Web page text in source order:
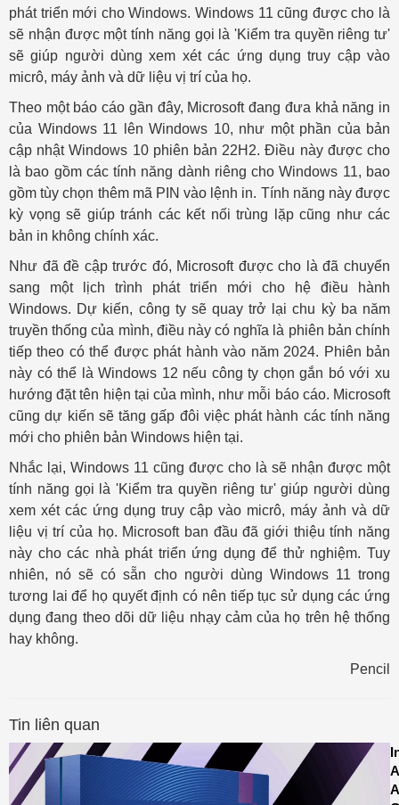
phát triển mới cho Windows. Windows 11 cũng được cho là
sẽ nhận được một tính năng gọi là 'Kiểm tra quyền riêng tư'
sẽ giúp người dùng xem xét các ứng dụng truy cập vào
micrô, máy ảnh và dữ liệu vị trí của họ.
Theo một báo cáo gần đây, Microsoft đang đưa khả năng in
của Windows 11 lên Windows 10, như một phần của bản
cập nhật Windows 10 phiên bản 22H2. Điều này được cho
là bao gồm các tính năng dành riêng cho Windows 11, bao
gồm tùy chọn thêm mã PIN vào lệnh in. Tính năng này được
kỳ vọng sẽ giúp tránh các kết nối trùng lặp cũng như các
bản in không chính xác.
Như đã đề cập trước đó, Microsoft được cho là đã chuyển
sang một lịch trình phát triển mới cho hệ điều hành
Windows. Dự kiến, công ty sẽ quay trở lại chu kỳ ba năm
truyền thống của mình, điều này có nghĩa là phiên bản chính
tiếp theo có thể được phát hành vào năm 2024. Phiên bản
này có thể là Windows 12 nếu công ty chọn gắn bó với xu
hướng đặt tên hiện tại của mình, như mỗi báo cáo. Microsoft
cũng dự kiến ​​sẽ tăng gấp đôi việc phát hành các tính năng
mới cho phiên bản Windows hiện tại.
Nhắc lại, Windows 11 cũng được cho là sẽ nhận được một
tính năng gọi là 'Kiểm tra quyền riêng tư' giúp người dùng
xem xét các ứng dụng truy cập vào micrô, máy ảnh và dữ
liệu vị trí của họ. Microsoft ban đầu đã giới thiệu tính năng
này cho các nhà phát triển ứng dụng để thử nghiệm. Tuy
nhiên, nó sẽ có sẵn cho người dùng Windows 11 trong
tương lai để họ quyết định có nên tiếp tục sử dụng các ứng
dụng đang theo dõi dữ liệu nhạy cảm của họ trên hệ thống
hay không.
Pencil
Tin liên quan